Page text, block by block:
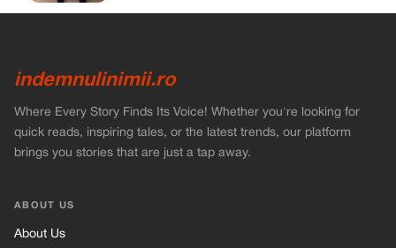
indemnulinimii.ro
Where Every Story Finds Its Voice! Whether you're looking for
quick reads, inspiring tales, or the latest trends, our platform
brings you stories that are just a tap away.
ABOUT US
About Us